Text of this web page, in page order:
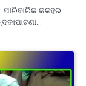
କଳହର